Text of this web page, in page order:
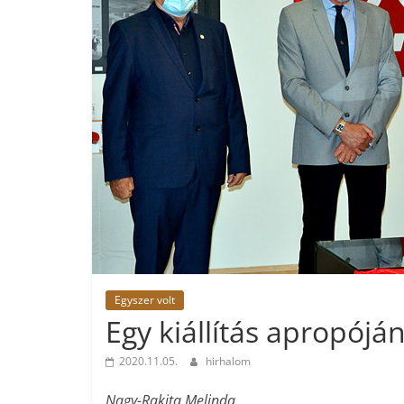
Egyszer volt
Egy kiállítás
2020.11.05. hirhalom